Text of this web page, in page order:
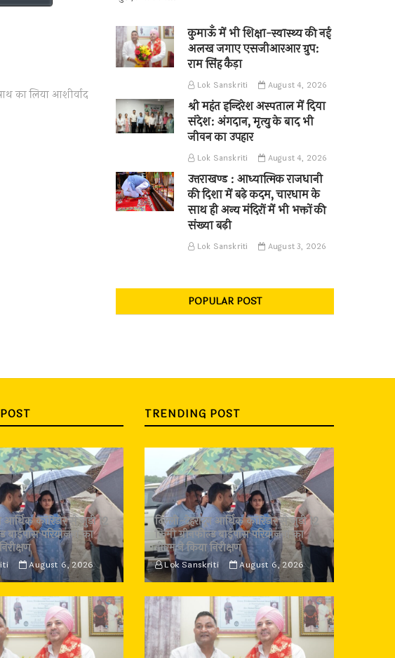
का लिया आशीर्वाद
कुमाऊँ में भी शिक्षा-स्वास्थ्य की नई
अलख जगाए एसजीआरआर ग्रुप:
राम सिंह कैड़ा
Lok Sanskriti August 4, 2026
श्री महंत इन्दिरेश अस्पताल में दिया
संदेश: अंगदान, मृत्यु के बाद भी
जीवन का उपहार
Lok Sanskriti August 4, 2026
उत्तराखण्ड : आध्यात्मिक राजधानी
की दिशा में बढ़े कदम, चारधाम के
साथ ही अन्य मंदिरों में भी भक्तों की
संख्या बढ़ी
Lok Sanskriti August 3, 2026
POPULAR POST
आर्थिक कॉरिडोर से जुड़ी 12
बाईपास परियोजना का
August 6, 2026
TRENDING POST
दिल्ली-देहरादून आर्थिक कॉरिडोर से जुड़ी 12
किमी ग्रीनफील्ड बाईपास परियोजना का
डीएम ने किया निरीक्षण
Lok Sanskriti August 6, 2026